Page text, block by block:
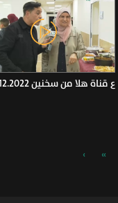
ع قناة هلا من سخنين 2.12.2022
»
›